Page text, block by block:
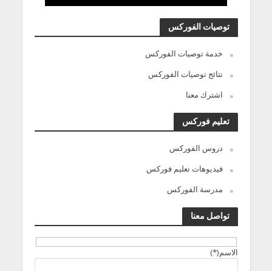
توصيات الفوركس
خدمة توصيات الفوركس
نتائج توصيات الفوركس
اشترك معنا
تعليم فوركس
دروس الفوركس
فيديوهات تعليم فوركس
مدرسة الفوركس
تواصل معنا
الاسم(*)